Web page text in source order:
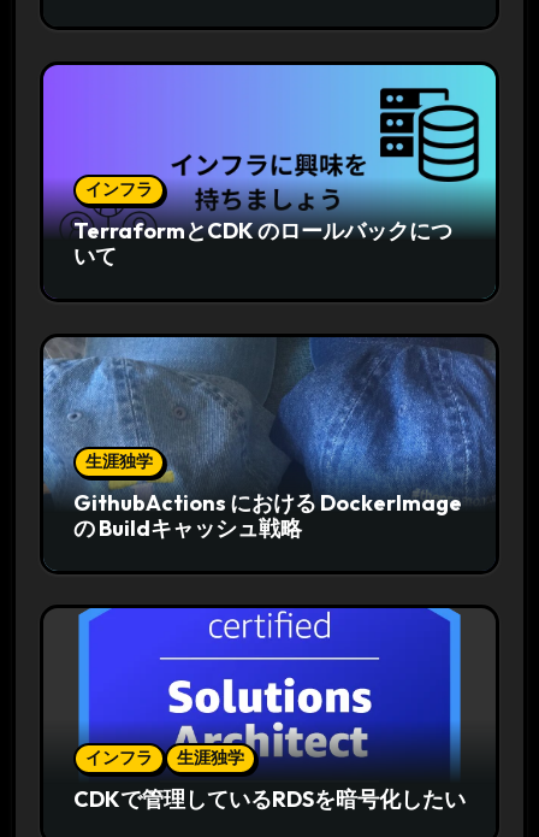
インフラ
TerraformとCDK のロールバックにつ
いて
生涯独学
GithubActions における DockerImage
の Buildキャッシュ戦略
インフラ 生涯独学
CDKで管理しているRDSを暗号化したい